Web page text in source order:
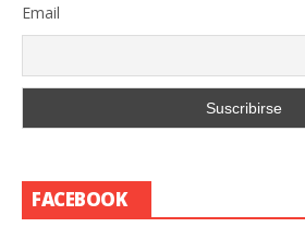
Email
FACEBOOK